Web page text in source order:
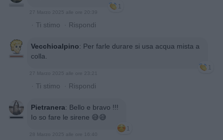
1
27 Marzo 2025 alle ore 20:39
· Ti stimo · Rispondi
Vecchioalpino: Per farle durare si usa acqua mista a
colla.
1
27 Marzo 2025 alle ore 23:21
· Ti stimo · Rispondi
Pietranera: Bello e bravo !!!
Io so fare le sirene 😅😅
1
28 Marzo 2025 alle ore 16:40